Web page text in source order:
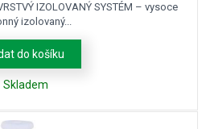
IZOLOVANÝ SYSTÉM – vysoce
izolovaný...
do košíku
Skladem